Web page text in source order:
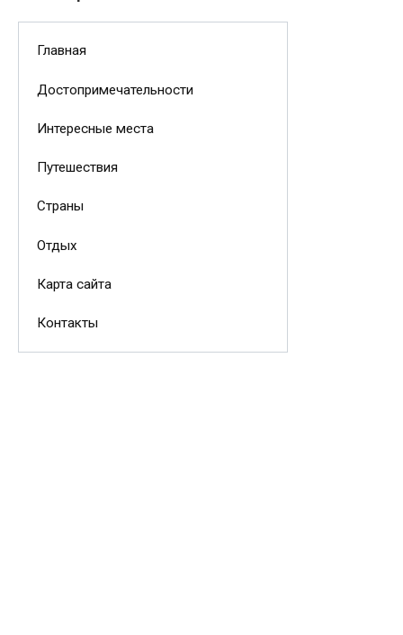
Главная
Достопримечательности
Интересные места
Путешествия
Страны
Отдых
Карта сайта
Контакты